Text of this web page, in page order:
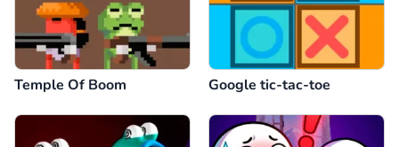
Temple Of Boom Google tic-tac-toe